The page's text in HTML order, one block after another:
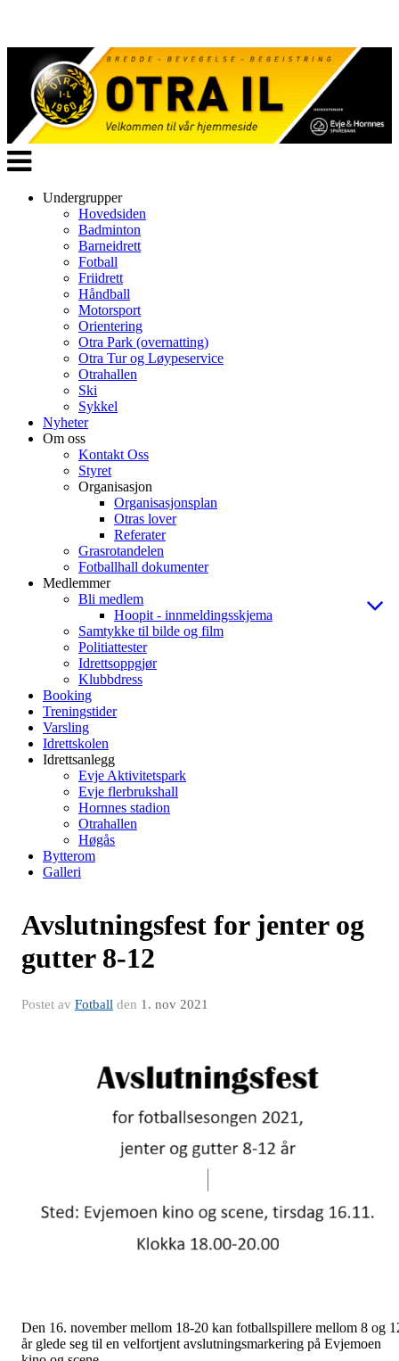
Veksle
navigasjon
Undergrupper
Hovedsiden
Badminton
Barneidrett
Fotball
Friidrett
Håndball
Motorsport
Orientering
Otra Park (overnatting)
Otra Tur og Løypeservice
Otrahallen
Ski
Sykkel
Nyheter
Om oss
Kontakt Oss
Styret
Organisasjon
Organisasjonsplan
Otras lover
Referater
Grasrotandelen
Fotballhall dokumenter
Medlemmer
Bli medlem
Hoopit - innmeldingsskjema
Samtykke til bilde og film
Politiattester
Idrettsoppgjør
Klubbdress
Booking
Treningstider
Varsling
Idrettskolen
Idrettsanlegg
Evje Aktivitetspark
Evje flerbrukshall
Hornnes stadion
Otrahallen
Høgås
Bytterom
Galleri
Avslutningsfest for jenter og
gutter 8-12
Postet av Fotball den 1. nov 2021
Den 16. november mellom 18-20 kan fotballspillere mellom 8 og
år glede seg til en velfortjent avslutningsmarkering på Evjemoen